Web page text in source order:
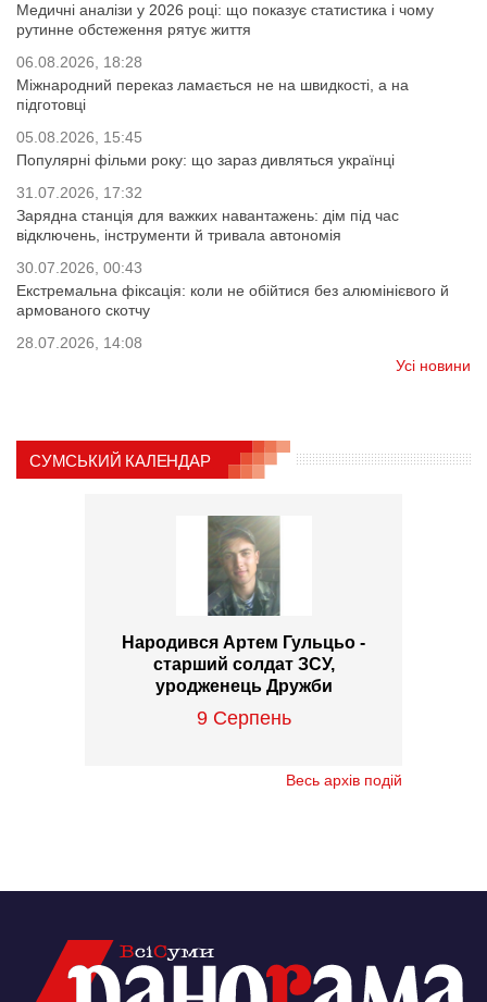
Медичні аналізи у 2026 році: що показує статистика і чому
рутинне обстеження рятує життя
06.08.2026, 18:28
Міжнародний переказ ламається не на швидкості, а на
підготовці
05.08.2026, 15:45
Популярні фільми року: що зараз дивляться українці
31.07.2026, 17:32
Зарядна станція для важких навантажень: дім під час
відключень, інструменти й тривала автономія
30.07.2026, 00:43
Екстремальна фіксація: коли не обійтися без алюмінієвого й
армованого скотчу
28.07.2026, 14:08
Усі новини
СУМСЬКИЙ КАЛЕНДАР
Народився Артем Гульцьо -
старший солдат ЗСУ,
уродженець Дружби
9 Серпень
Весь архів подій